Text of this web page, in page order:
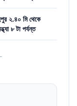
২.৪০ মি থেকে
৮ টা পর্যন্ত